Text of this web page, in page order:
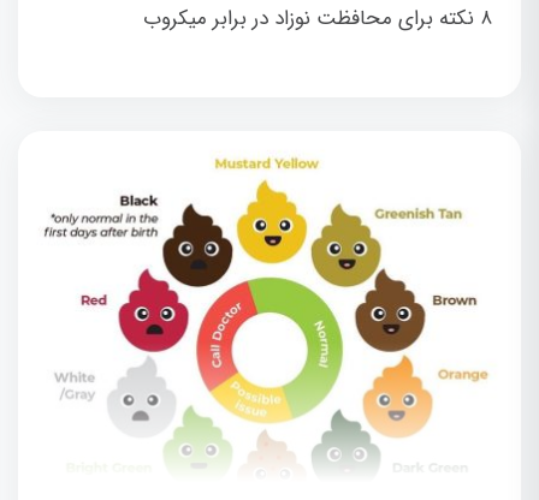
۸ نکته برای محافظت نوزاد در برابر میکروب